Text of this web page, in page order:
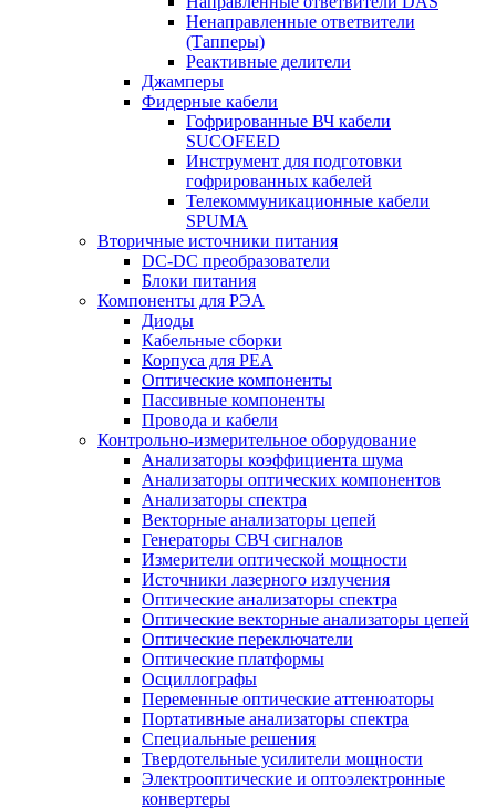
Ненаправленные ответвители
(Тапперы)
Реактивные делители
Джамперы
Фидерные кабели
Гофрированные ВЧ кабели
SUCOFEED
Инструмент для подготовки
гофрированных кабелей
Телекоммуникационные кабели
SPUMA
Вторичные источники питания
DC-DC преобразователи
Блоки питания
Компоненты для РЭА
Диоды
Кабельные сборки
Корпуса для РЕА
Оптические компоненты
Пассивные компоненты
Провода и кабели
Контрольно-измерительное оборудование
Анализаторы коэффициента шума
Анализаторы оптических компонентов
Анализаторы спектра
Векторные анализаторы цепей
Генераторы СВЧ сигналов
Измерители оптической мощности
Источники лазерного излучения
Оптические анализаторы спектра
Оптические векторные анализаторы цепей
Оптические переключатели
Оптические платформы
Осциллографы
Переменные оптические аттенюаторы
Портативные анализаторы спектра
Специальные решения
Твердотельные усилители мощности
Электрооптические и оптоэлектронные
конвертеры